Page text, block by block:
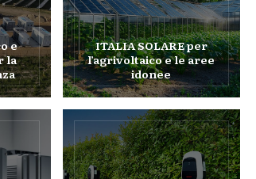
e
la
ITALIA SOLARE per
l’agrivoltaico e le aree
idonee